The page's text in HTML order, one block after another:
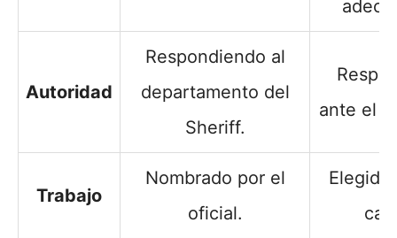
Autoridad
Respondiendo al
departamento del
Sheriff.
ante el
Trabajo
Nombrado por el
oficial.
Elegido